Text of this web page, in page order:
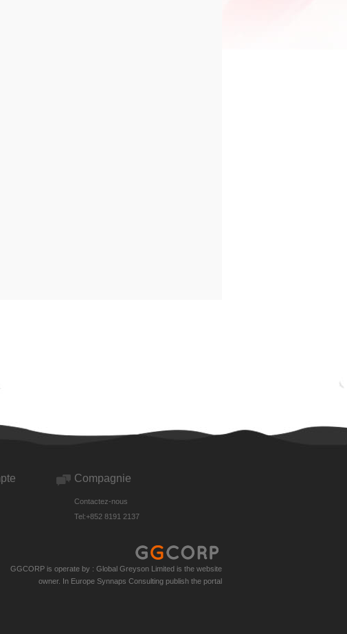
Compagnie
Contactez-nous
Tel:+852 8191 2137
GGCORP is operate by : Global Greyson Limited is the website
owner. In Europe Synnaps Consulting publish the portal